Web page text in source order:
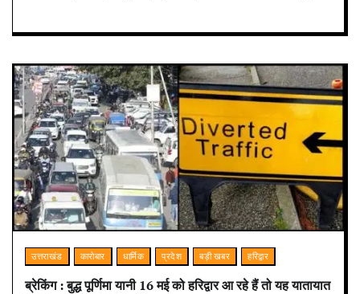
उत्तराखंड कारोबार धार्मिक प्रदेश बड़ी खबर हरिद्वार
ब्रेकिंग : बुद्ध पूर्णिमा यानी 16 मई को हरिद्वार आ रहे हैं तो यह यातायात